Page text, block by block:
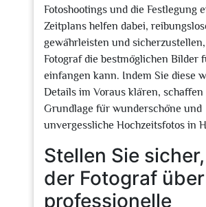
Fotoshootings und die Festlegung
Zeitplans helfen dabei,
gewährleisten und
Fotograf die bestmöglichen Bilder
einfangen kann. Indem Sie diese
Details im Voraus klären, schaffen
Grundlage für wunderschöne und
unvergessliche Hochzeitsfotos in
Stellen Sie
der Fotograf über
professionelle